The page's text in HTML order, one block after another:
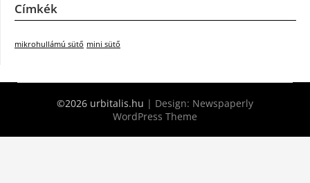
Címkék
mikrohullámú sütő mini sütő
©2026 urbitalis.hu | Design: Newspaperly
WordPress Theme